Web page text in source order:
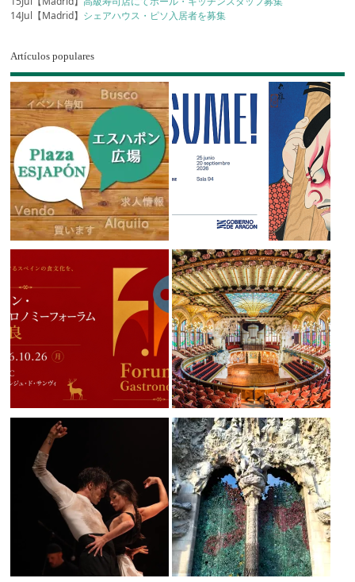
14Jul【Madrid】 シェアハウス・ピソ入居者を募集
Artículos populares